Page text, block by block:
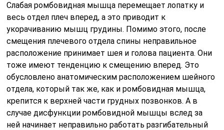
Слабая ромбовидная мышца перемещает лопатку и
весь отдел плеч вперед, а это приводит к
укорачиванию мышц грудины. Помимо этого, после
смещения плечевого отдела спины неправильное
расположение принимает шея и голова пациента. Они
тоже имеют тенденцию к смещению вперед. Это
обусловлено анатомическим расположением шейного
отдела, который так же, как и ромбовидная мышца,
крепится к верхней части грудных позвонков. А в
случае дисфункции ромбовидной мышцы вслед за
ней начинает неправильно работать разгибательный